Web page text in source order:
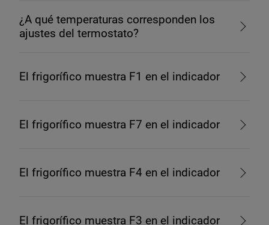
¿A qué temperaturas corresponden los
ajustes del termostato?
El frigorífico muestra F1 en el indicador
El frigorífico muestra F7 en el indicador
El frigorífico muestra F4 en el indicador
El frigorífico muestra F3 en el indicador